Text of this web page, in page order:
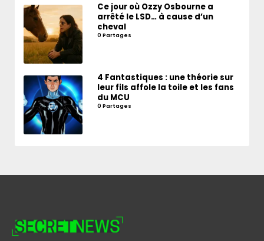
Ce jour où Ozzy Osbourne a
arrêté le LSD… à cause d’un
cheval
0 Partages
4 Fantastiques : une théorie sur
leur fils affole la toile et les fans
du MCU
0 Partages